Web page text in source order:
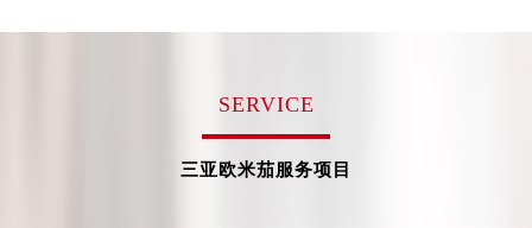
SERVICE
三亚欧米茄服务项目